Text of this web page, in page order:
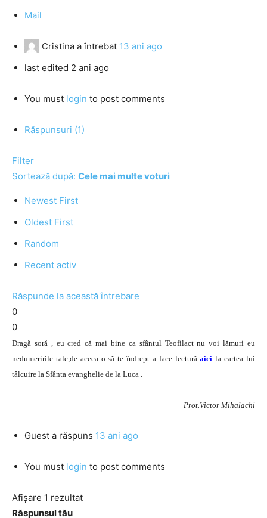
Mail
Cristina a întrebat 13 ani ago
last edited 2 ani ago
You must login to post comments
Răspunsuri (1)
Filter
Sortează după: Cele mai multe voturi
Newest First
Oldest First
Random
Recent activ
Răspunde la această întrebare
0
0
Dragă soră , eu cred că mai bine ca sfântul Teofilact nu voi lămuri eu
nedumeririle tale,de aceea o să te îndrept a face lecturăaici la cartea lui
tâlcuire la Sfânta evanghelie de la Luca .
Prot.Victor Mihalachi
Guest a răspuns 13 ani ago
You must login to post comments
Afișare 1 rezultat
Răspunsul tău